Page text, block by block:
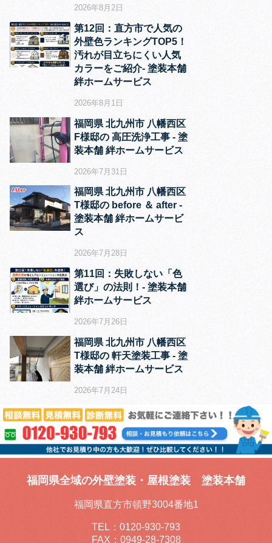
2026年8月2日
第12回：直方市で人気の
外壁色ランキングTOP5！
汚れが目立ちにくい人気
カラーをご紹介‐ 塗装本舗
絆ホームサービス
2026年8月1日
福岡県 北九州市 八幡西区
F様邸の 高圧洗浄工事 ‐ 塗
装本舗 絆ホームサービス
2026年7月31日
福岡県 北九州市 八幡西区
T様邸の before ＆ after ‐
塗装本舗 絆ホームサービ
ス
2026年7月28日
第11回：失敗しない「色
選び」の法則！‐ 塗装本舗
絆ホームサービス
2026年7月26日
福岡県 北九州市 八幡西区
T様邸の 軒天塗装工事 ‐ 塗
装本舗 絆ホームサービス
2026年7月24日
福岡県全域の外壁塗装・屋根塗装 塗装本舗
福岡県直方市頓野3004番地1
TEL： 0120-930-793
FAX：0949-28-7308